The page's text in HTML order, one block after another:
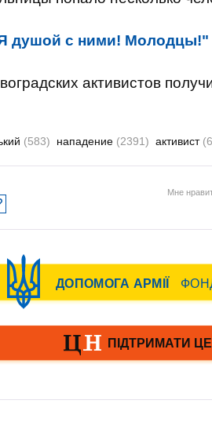
душой с ними! Молодцы!"
активистов
(583) нападение (2391) активист
Мне